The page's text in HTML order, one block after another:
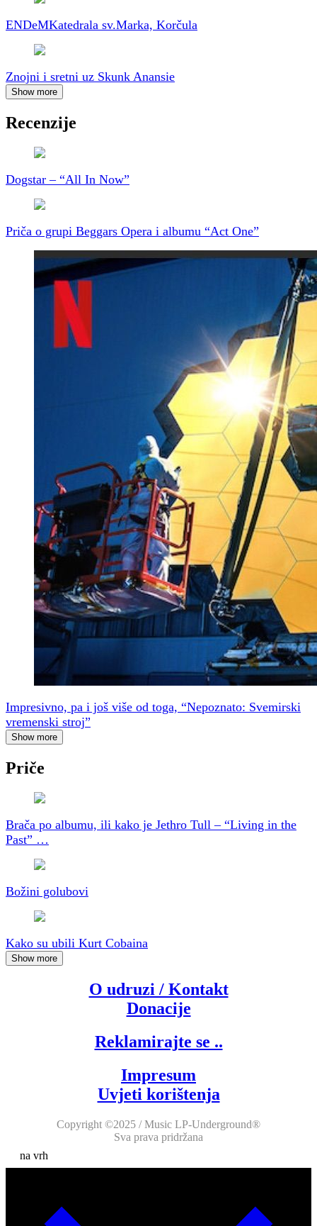
ENDeMKatedrala sv.Marka, Korčula
Znojni i sretni uz Skunk Anansie
Show more
Recenzije
Dogstar – “All In Now”
Priča o grupi Beggars Opera i albumu “Act One”
Impresivno, pa i još više od toga, “Nepoznato: Svemirski
vremenski stroj”
Show more
Priče
Brača po albumu, ili kako je Jethro Tull – “Living in the
Past” …
Božini golubovi
Kako su ubili Kurt Cobaina
Show more
O udruzi / Kontakt
Donacije
Reklamirajte se ..
Impresum
Uvjeti korištenja
Copyright ©2025 / Music LP-Underground®
Sva prava pridržana
na vrh